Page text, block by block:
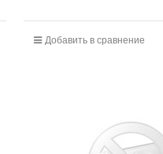
Добавить в сравнение